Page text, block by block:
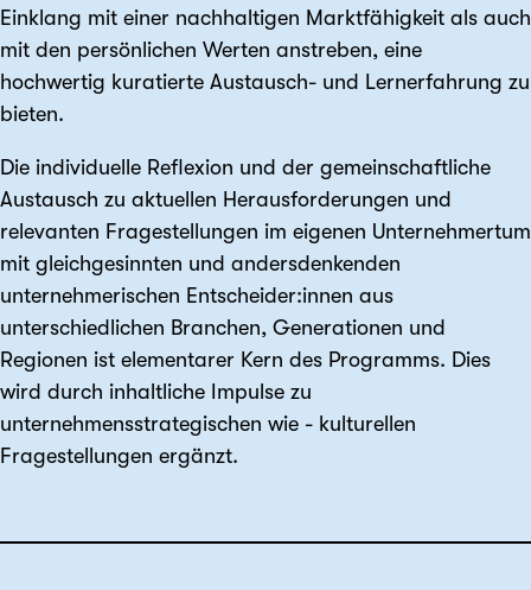
Einklang mit einer nachhaltigen Marktfähigkeit als auch
mit den persönlichen Werten anstreben, eine
hochwertig kuratierte Austausch- und Lernerfahrung zu
bieten.
Die individuelle Reflexion und der gemeinschaftliche
Austausch zu aktuellen Herausforderungen und
relevanten Fragestellungen im eigenen Unternehmertum
mit gleichgesinnten und andersdenkenden
unternehmerischen Entscheider:innen aus
unterschiedlichen Branchen, Generationen und
Regionen ist elementarer Kern des Programms. Dies
wird durch inhaltliche Impulse zu
unternehmensstrategischen wie - kulturellen
Fragestellungen ergänzt.